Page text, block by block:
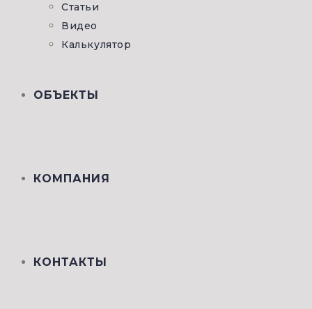
Статьи
Видео
Калькулятор
ОБЪЕКТЫ
КОМПАНИЯ
КОНТАКТЫ